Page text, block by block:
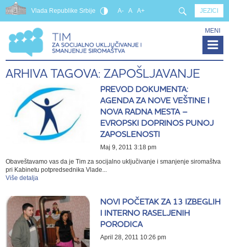
Vlada Republike Srbije JEZICI
A- A A+
MENI
ARHIVA TAGOVA: ZAPOŠLJAVANJE
PREVOD DOKUMENTA:
AGENDA ZA NOVE VEŠTINE I
NOVA RADNA MESTA –
EVROPSKI DOPRINOS PUNOJ
ZAPOSLENOSTI
Maj 9, 2011 3:18 pm
Obaveštavamo vas da je Tim za socijalno uključivanje i smanjenje siromaštva
pri Kabinetu potpredsednika Vlade...
Više detalja
NOVI POČETAK ZA 13 IZBEGLIH
I INTERNO RASELJENIH
PORODICA
April 28, 2011 10:26 pm